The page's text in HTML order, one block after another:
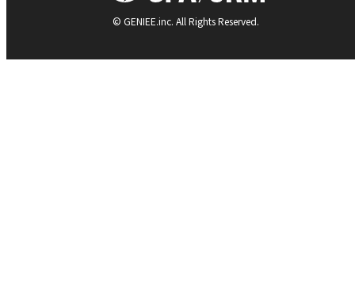
© GENIEE.inc. All Rights Reserved.